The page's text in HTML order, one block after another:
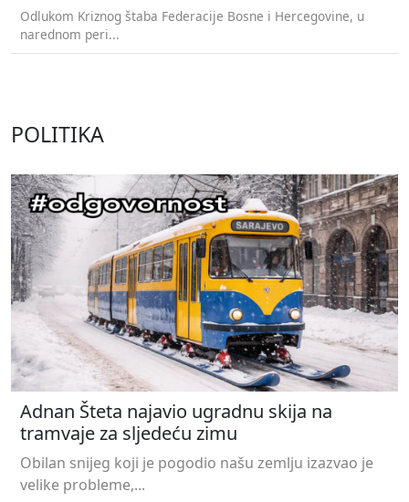
Odlukom Kriznog štaba Federacije Bosne i Hercegovine, u
narednom peri...
POLITIKA
Adnan Šteta najavio ugradnu skija na
tramvaje za sljedeću zimu
Obilan snijeg koji je pogodio našu zemlju izazvao je
velike probleme,...